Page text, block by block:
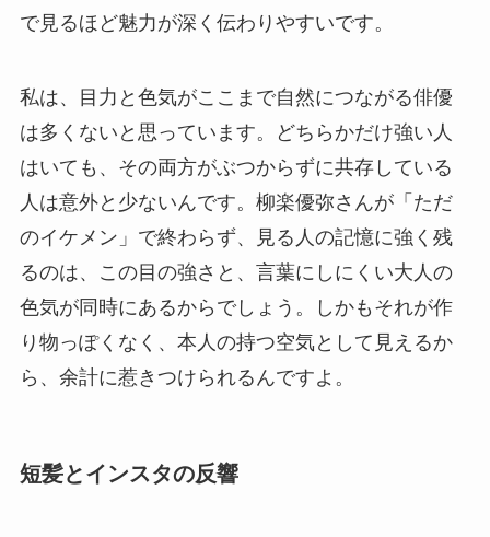
で見るほど魅力が深く伝わりやすいです。
私は、目力と色気がここまで自然につながる俳優
は多くないと思っています。どちらかだけ強い人
はいても、その両方がぶつからずに共存している
人は意外と少ないんです。柳楽優弥さんが「ただ
のイケメン」で終わらず、見る人の記憶に強く残
るのは、この目の強さと、言葉にしにくい大人の
色気が同時にあるからでしょう。しかもそれが作
り物っぽくなく、本人の持つ空気として見えるか
ら、余計に惹きつけられるんですよ。
短髪とインスタの反響